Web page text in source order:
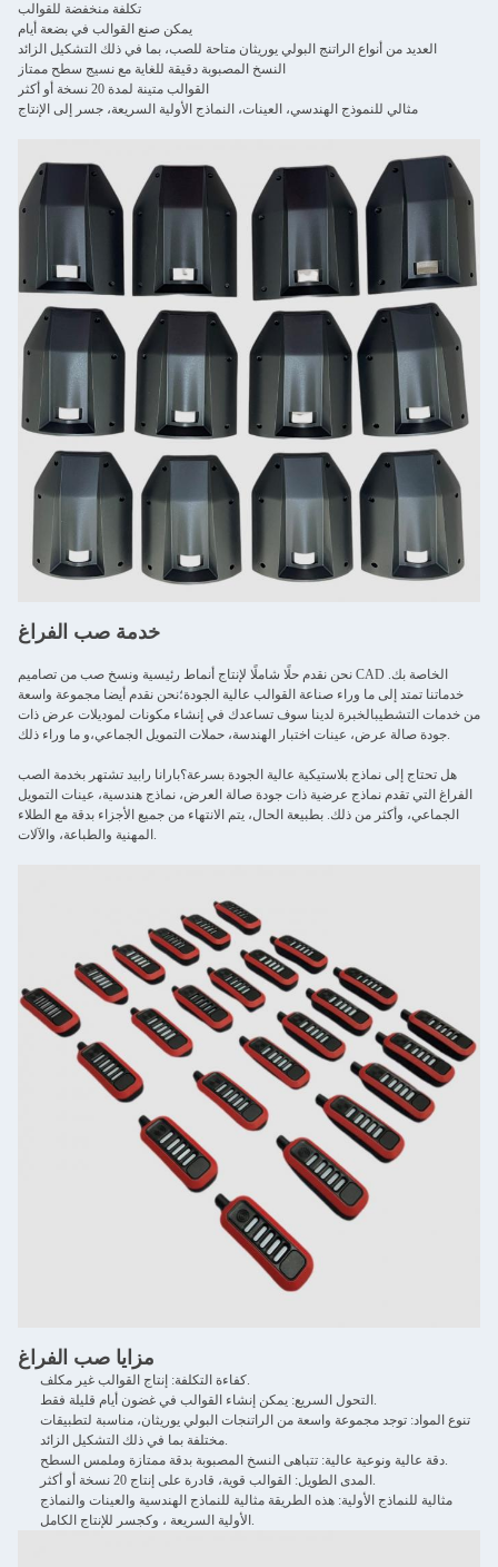
تكلفة منخفضة للقوالب
يمكن صنع القوالب في بضعة أيام
العديد من أنواع الراتنج البولي يوريثان متاحة للصب، بما في ذلك التشكيل الزائد
النسخ المصبوبة دقيقة للغاية مع نسيج سطح ممتاز
القوالب متينة لمدة 20 نسخة أو أكثر
مثالي للنموذج الهندسي، العينات، النماذج الأولية السريعة، جسر إلى الإنتاج
خدمة صب الفراغ
نحن نقدم حلًا شاملًا لإنتاج أنماط رئيسية ونسخ صب من تصاميم CAD الخاصة بك.
خدماتنا تمتد إلى ما وراء صناعة القوالب عالية الجودة؛نحن نقدم أيضا مجموعة واسعة
من خدمات التشطيبالخبرة لدينا سوف تساعدك في إنشاء مكونات لموديلات عرض ذات
جودة صالة عرض، عينات اختبار الهندسة، حملات التمويل الجماعي،و ما وراء ذلك.
هل تحتاج إلى نماذج بلاستيكية عالية الجودة بسرعة؟بارانا رابيد تشتهر بخدمة الصب
الفراغ التي تقدم نماذج عرضية ذات جودة صالة العرض، نماذج هندسية، عينات التمويل
الجماعي، وأكثر من ذلك. بطبيعة الحال، يتم الانتهاء من جميع الأجزاء بدقة مع الطلاء
المهنية والطباعة، والآلات.
مزايا صب الفراغ
كفاءة التكلفة: إنتاج القوالب غير مكلف.
التحول السريع: يمكن إنشاء القوالب في غضون أيام قليلة فقط.
تنوع المواد: توجد مجموعة واسعة من الراتنجات البولي يوريثان، مناسبة لتطبيقات
مختلفة بما في ذلك التشكيل الزائد.
دقة عالية ونوعية عالية: تتباهى النسخ المصبوبة بدقة ممتازة وملمس السطح.
المدى الطويل: القوالب قوية، قادرة على إنتاج 20 نسخة أو أكثر.
مثالية للنماذج الأولية: هذه الطريقة مثالية للنماذج الهندسية والعينات والنماذج
الأولية السريعة ، وكجسر للإنتاج الكامل.